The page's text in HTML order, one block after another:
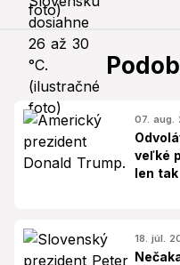
07. aug.
veľké
len tak
18. júl.